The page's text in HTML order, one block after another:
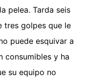
pelea. Tarda seis
tres golpes que le
puede esquivar a
consumibles y ha
su equipo no